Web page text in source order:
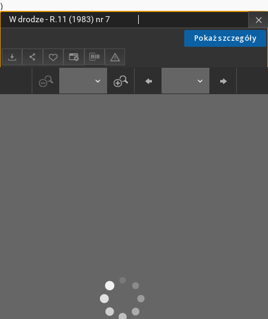
)
Pokaż szczegóły
W drodze - R.11 (1983) nr 7